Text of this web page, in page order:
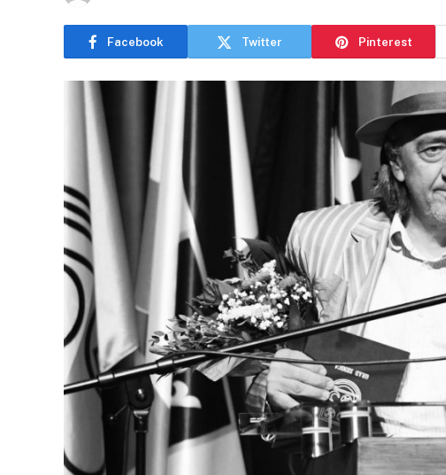
Facebook Twitter Pinterest